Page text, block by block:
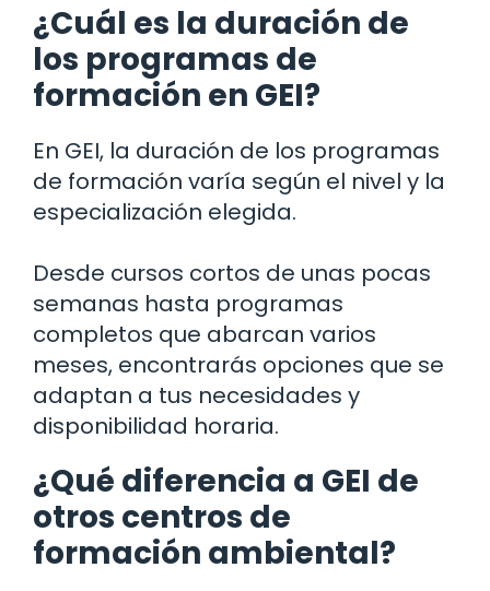
¿Cuál es la duración de
los programas de
formación en GEI?
En GEI, la duración de los programas
de formación varía según el nivel y la
especialización elegida.
Desde cursos cortos de unas pocas
semanas hasta programas
completos que abarcan varios
meses, encontrarás opciones que se
adaptan a tus necesidades y
disponibilidad horaria.
¿Qué diferencia a GEI de
otros centros de
formación ambiental?